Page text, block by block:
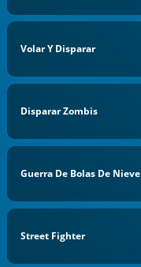
Volar Y Disparar
Disparar Zombis
Guerra De Bolas De Nieve
Street Fighter